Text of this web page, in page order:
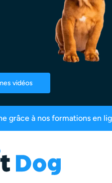
vidéos
de satisfaction 2,5